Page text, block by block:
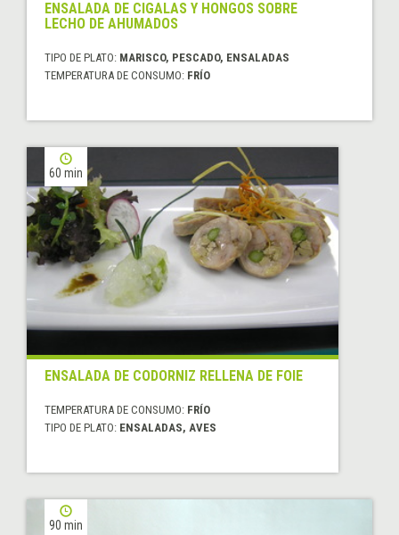
ENSALADA DE CIGALAS Y HONGOS SOBRE
LECHO DE AHUMADOS
TIPO DE PLATO: MARISCO, PESCADO, ENSALADAS
TEMPERATURA DE CONSUMO: FRÍO
60 min
ENSALADA DE CODORNIZ RELLENA DE FOIE
TEMPERATURA DE CONSUMO: FRÍO
TIPO DE PLATO: ENSALADAS, AVES
90 min